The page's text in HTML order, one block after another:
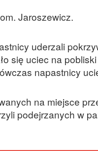
Jaroszewicz.
uderzali
się uciec na
napastnicy
na miejsce
podejrzanych w